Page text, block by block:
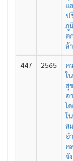
แ
ป
ภู
ต
ล้
447 2565
ค
ใ
สุ
อ
โ
ใ
ส
อ
ค
จั